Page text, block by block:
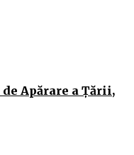
Apărare a Ţării,